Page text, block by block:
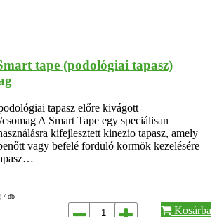
tape (podológiai tapasz)
tapasz előre kivágott
A Smart Tape egy speciálisan
kifejlesztett kinezio tapasz, amely
vagy befelé forduló körmök kezelésére
/ db
Kosárba